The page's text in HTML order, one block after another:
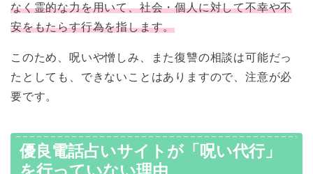
なく霊的な力を用いて、社会・個人に対して不幸や不
安をもたらす行為を指します。
このため、呪いや憎しみ、また復讐の相談は可能だっ
たとしても、できないことはありますので、注意が必
要です。
優良電話占いサイトが「呪い代行」